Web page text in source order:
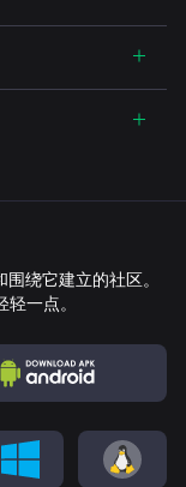
绕它建立的社区。
一点。